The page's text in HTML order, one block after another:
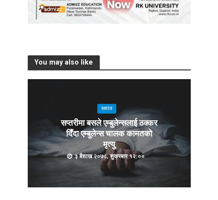
You may also like
समाज
सप्तरीमा बसले एम्बुलेन्सलाई ठक्कर
दिँदा एम्बुलेन्स चालक कामतको
मृत्यु
३ बैशाख २०७८, शुक्रबार १२:००